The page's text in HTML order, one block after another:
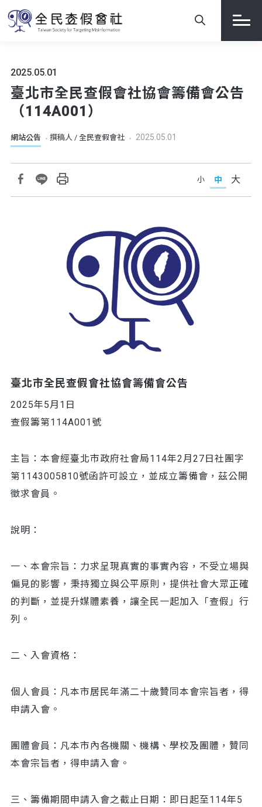
2025.05.01
臺北市全民查假會社協會籌備會公告
（114A001）
網站公告 撰稿人 / 全民查假會社 2025.05.01
小 中 大
臺北市全民查假會社協會籌備會公告
2025年5月1日
查假籌第114A001號
主旨：本會經臺北市政府社會局114年2月27日社團字
第1143005810號函許可設立，並成立籌備會，茲公開
徵求會員。
說明：
一、本會宗旨：力求呈現真實的事實內容，不受立場與
偏見的影響，秉持獨立與公平原則，提供社會大眾正確
的判斷，並提升媒體素養，讓全民一起加入「查假」行
列。
二、入會資格：
個人會員：凡本市居民年滿二十歲贊同本會宗旨者，得
申請入會。
團體會員：凡本市內各機關、機構、學校及團體，贊同
本會宗旨者，得申請入會。
三、籌備期間申請入會之截止日期：即日起至114年5